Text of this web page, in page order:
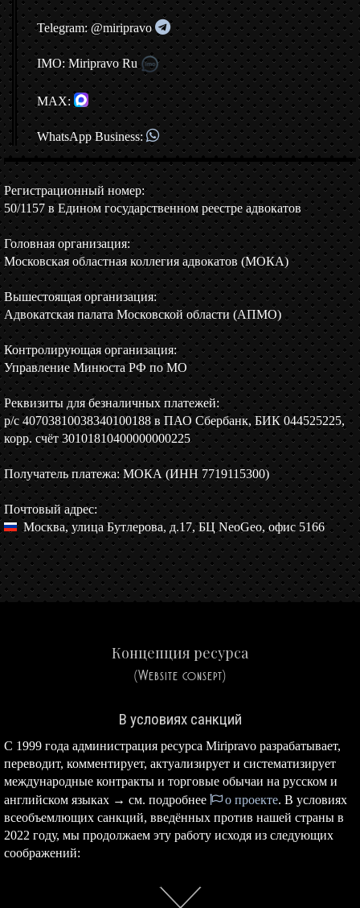
Telegram: @miripravo
IMO: Miripravo Ru
MAX:
WhatsApp Business:
Регистрационный номер:
50/1157 в Едином государственном реестре адвокатов
Головная организация:
Московская областная коллегия адвокатов (МОКА)
Вышестоящая организация:
Адвокатская палата Московской области (АПМО)
Контролирующая организация:
Управление Минюста РФ по МО
Реквизиты для безналичных платежей:
р/c 40703810038340100188 в ПАО Сбербанк, БИК 044525225,
корр. счёт 30101810400000000225
Получатель платежа: МОКА (ИНН 7719115300)
Почтовый адрес:
Москва, улица Бутлерова, д.17, БЦ NeoGeo, офис 5166
Концепция ресурса
(Website consept)
В условиях санкций
С 1999 года администрация ресурса Miripravo разрабатывает,
переводит, комментирует, актуализирует и систематизирует
международные контракты и торговые обычаи на русском и
английском языках → см. подробнее
о проекте. В условиях
всеобъемлющих санкций, введённых против нашей страны в
2022 году, мы продолжаем эту работу исходя из следующих
соображений: